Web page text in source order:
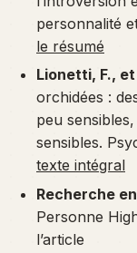
personnalité
le résumé
Lionetti, F.,
orchidées :
peu
sensibles.
texte intégral
Recherche
Personne
l’article